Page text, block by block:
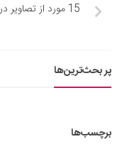
15 مورد از
پر بحث‌ترین‌ها
برچسب‌ها